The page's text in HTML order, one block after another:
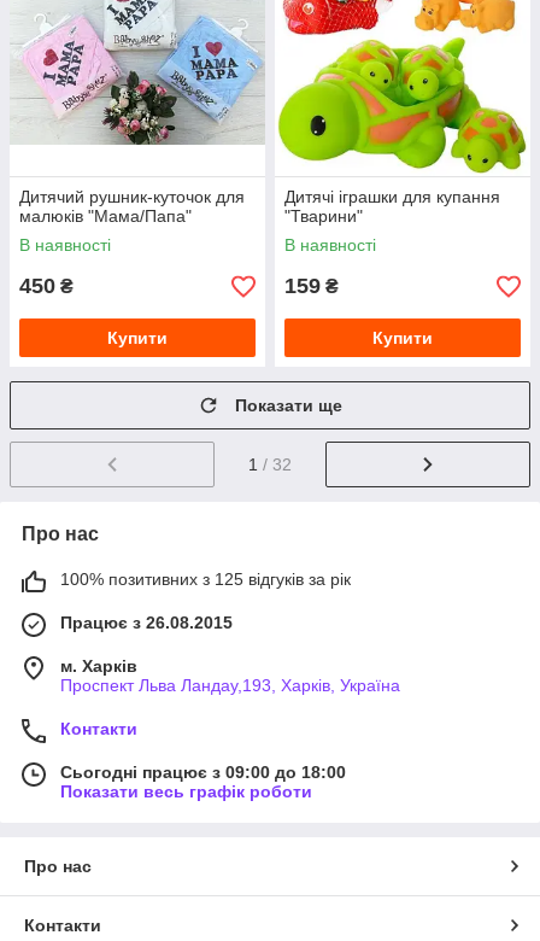
Дитячий рушник-куточок для
малюків "Мама/Папа"
В наявності
450 ₴
Купити
Дитячі іграшки для купання
"Тварини"
В наявності
159 ₴
Купити
Показати ще
1 / 32
Про нас
100% позитивних з 125 відгуків за рік
Працює з 26.08.2015
м. Харків
Проспект Льва Ландау,193, Харків, Україна
Контакти
Сьогодні працює з 09:00 до 18:00
Показати весь графік роботи
Про нас
Контакти